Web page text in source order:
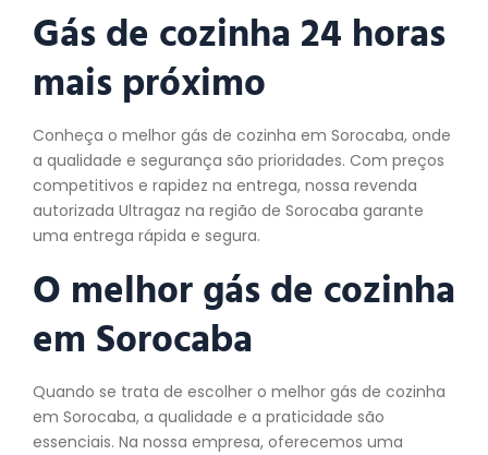
Gás de cozinha 24 horas
mais próximo
Conheça o melhor gás de cozinha em Sorocaba, onde
a qualidade e segurança são prioridades. Com preços
competitivos e rapidez na entrega, nossa revenda
autorizada Ultragaz na região de Sorocaba garante
uma entrega rápida e segura.
O melhor gás de cozinha
em Sorocaba
Quando se trata de escolher o melhor gás de cozinha
em Sorocaba, a qualidade e a praticidade são
essenciais. Na nossa empresa, oferecemos uma